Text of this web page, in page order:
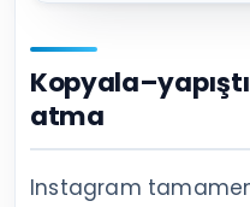
atma
Instagram